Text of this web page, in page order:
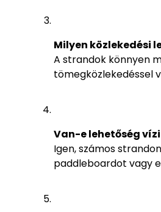
Milyen közlekedési
A strandok könnyen
tömegközlekedéssel
Van-e lehetőség
Igen, számos
paddleboardot vagy